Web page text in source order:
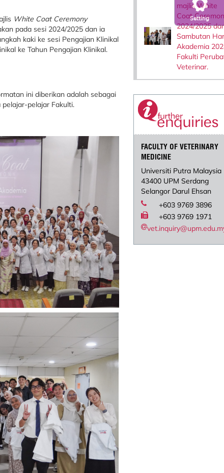
Setting
White Coat Ceremony
pada sesi 2024/2025 dan ia
kaki ke sesi Pengajian Klinikal
ke Tahun Pengajian Klinikal.
ini diberikan adalah sebagai
pelajar Fakulti.
majlis White
Coat
2024/2025
Sambutan
Akademia
Fakulti
Veterinar.
FACULTY OF VETERINARY
MEDICINE
Universiti Putra Malaysia
43400 UPM Serdang
Selangor Darul Ehsan
+603 9769 3896
+603 9769 1971